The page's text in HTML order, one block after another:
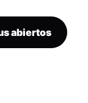
abiertos